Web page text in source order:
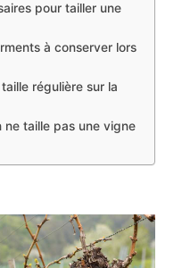
pour tailler une
à conserver lors
taille régulière sur la
ne taille pas une vigne